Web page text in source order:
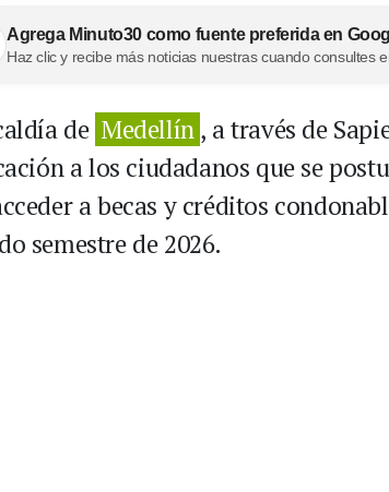
Agrega Minuto30 como fuente preferida en
Haz clic y recibe más noticias nuestras cuando consultes
de Medellín, a través de
a los ciudadanos que se
a becas y créditos
semestre de 2026.